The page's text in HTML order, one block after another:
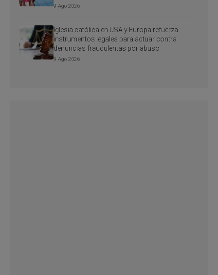
9 Ago 2026
Iglesia católica en USA y Europa refuerza
instrumentos legales para actuar contra
denuncias fraudulentas por abuso
9 Ago 2026